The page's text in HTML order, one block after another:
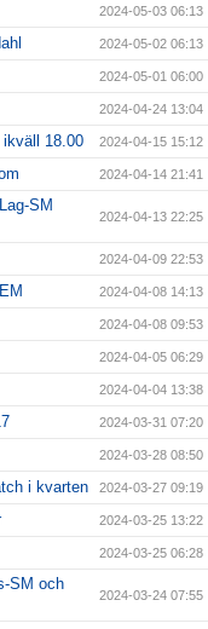
2024-05-03 06:13
2024-05-02 06:13
2024-05-01 06:00
2024-04-24 13:04
18.00 2024-04-15 15:12
2024-04-14 21:41
SM
2024-04-13 22:25
2024-04-09 22:53
2024-04-08 14:13
2024-04-08 09:53
2024-04-05 06:29
2024-04-04 13:38
2024-03-31 07:20
2024-03-28 08:50
i kvarten 2024-03-27 09:19
2024-03-25 13:22
2024-03-25 06:28
SM och
2024-03-24 07:55